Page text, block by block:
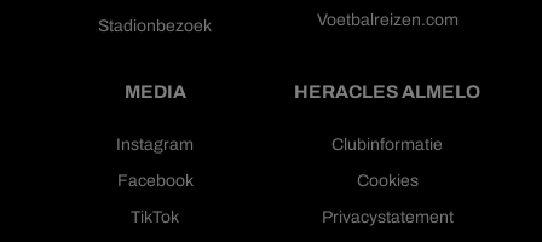
Stadionbezoek
Voetbalreizen.com
MEDIA
Instagram
Facebook
TikTok
HERACLES ALMELO
Clubinformatie
Cookies
Privacystatement